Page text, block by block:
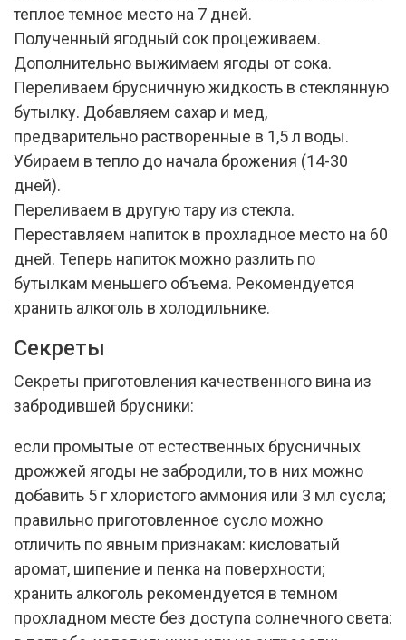
теплое темное место на 7 дней.
Полученный ягодный сок процеживаем.
Дополнительно выжимаем ягоды от сока.
Переливаем брусничную жидкость в стеклянную
бутылку. Добавляем сахар и мед,
предварительно растворенные в 1,5 л воды.
Убираем в тепло до начала брожения (14-30
дней).
Переливаем в другую тару из стекла.
Переставляем напиток в прохладное место на 60
дней. Теперь напиток можно разлить по
бутылкам меньшего объема. Рекомендуется
хранить алкоголь в холодильнике.
Секреты
Секреты приготовления качественного вина из
забродившей брусники:
если промытые от естественных брусничных
дрожжей ягоды не забродили, то в них можно
добавить 5 г хлористого аммония или 3 мл сусла;
правильно приготовленное сусло можно
отличить по явным признакам: кисловатый
аромат, шипение и пенка на поверхности;
хранить алкоголь рекомендуется в темном
прохладном месте без доступа солнечного света: